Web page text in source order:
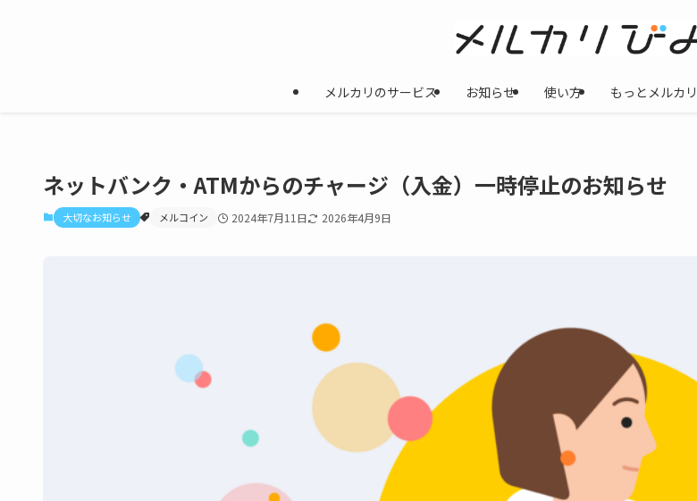
メルカリのサービス お知らせ 使い方 もっとメルカ
ネットバンク・ATMからのチャージ（入金）一時停止のお知らせ
大切なお知らせ メルコイン 2024年7月11日 2026年4月9日